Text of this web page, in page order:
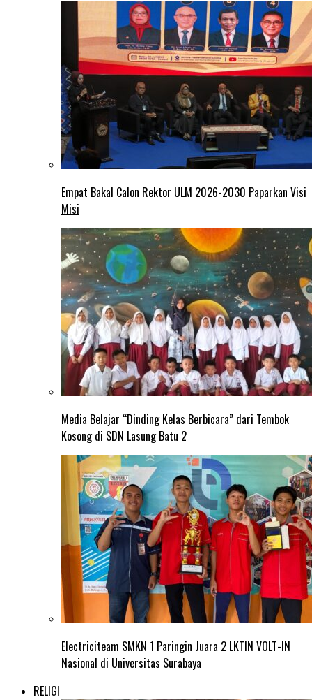
Empat Bakal Calon Rektor ULM 2026-2030 Paparkan Visi
Misi
Media Belajar “Dinding Kelas Berbicara” dari Tembok
Kosong di SDN Lasung Batu 2
Electriciteam SMKN 1 Paringin Juara 2 LKTIN VOLT-IN
Nasional di Universitas Surabaya
RELIGI